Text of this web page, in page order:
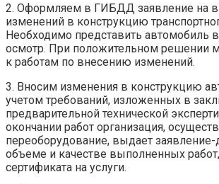
2. Оформляем в ГИБДД заявление на
изменений в конструкцию
Необходимо представить
осмотр. При положительном решении
к работам по внесению изменений.
3. Вносим изменения в конструкцию
учетом требований, изложенных в
предварительной технической
окончании работ организация,
переоборудование, выдает
объеме и качестве выполненных
сертификата на услуги.